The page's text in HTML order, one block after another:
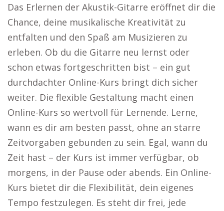
Das Erlernen der Akustik-Gitarre eröffnet dir die
Chance, deine musikalische Kreativität zu
entfalten und den Spaß am Musizieren zu
erleben. Ob du die Gitarre neu lernst oder
schon etwas fortgeschritten bist – ein gut
durchdachter Online-Kurs bringt dich sicher
weiter. Die flexible Gestaltung macht einen
Online-Kurs so wertvoll für Lernende. Lerne,
wann es dir am besten passt, ohne an starre
Zeitvorgaben gebunden zu sein. Egal, wann du
Zeit hast – der Kurs ist immer verfügbar, ob
morgens, in der Pause oder abends. Ein Online-
Kurs bietet dir die Flexibilität, dein eigenes
Tempo festzulegen. Es steht dir frei, jede